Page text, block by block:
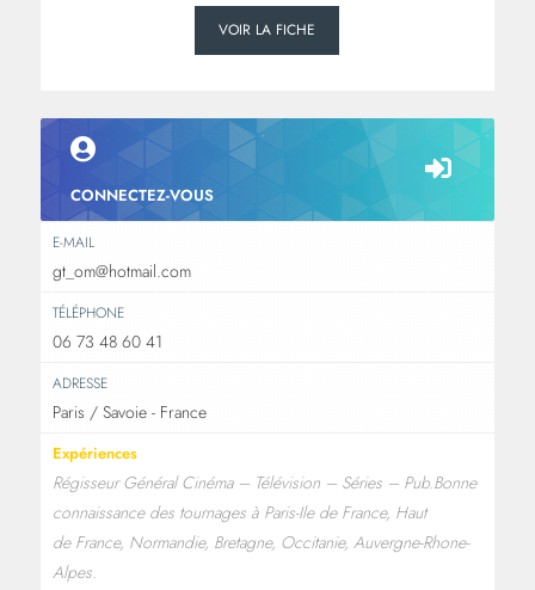
VOIR LA FICHE
CONNECTEZ-VOUS
E-MAIL
gt_om@hotmail.com
TÉLÉPHONE
06 73 48 60 41
ADRESSE
Paris / Savoie - France
Expériences
Régisseur Général Cinéma – Télévision – Séries – Pub.Bonne
connaissance des tournages à Paris-Ile de France, Haut
de France, Normandie, Bretagne, Occitanie, Auvergne-Rhone-
Alpes.